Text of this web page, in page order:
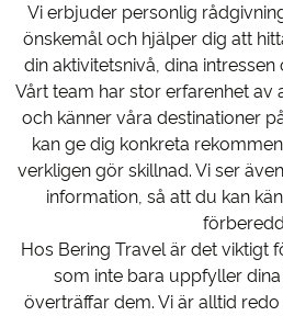
Vi erbjuder personlig
önskemål och hjälper dig att
din aktivitetsnivå, dina
Vårt team har stor erfarenhet av
och känner våra destinationer
kan ge dig konkreta
verkligen gör skillnad. Vi ser
information, så att du kan
Hos Bering Travel är det viktigt
som inte bara uppfyller
överträffar dem. Vi är alltid